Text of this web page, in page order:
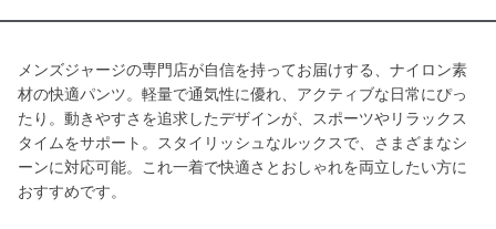
メンズジャージの専門店が自信を持ってお届けする、ナイロン素
材の快適パンツ。軽量で通気性に優れ、アクティブな日常にぴっ
たり。動きやすさを追求したデザインが、スポーツやリラックス
タイムをサポート。スタイリッシュなルックスで、さまざまなシ
ーンに対応可能。これ一着で快適さとおしゃれを両立したい方に
おすすめです。